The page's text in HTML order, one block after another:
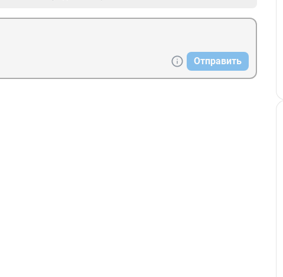
Отправить